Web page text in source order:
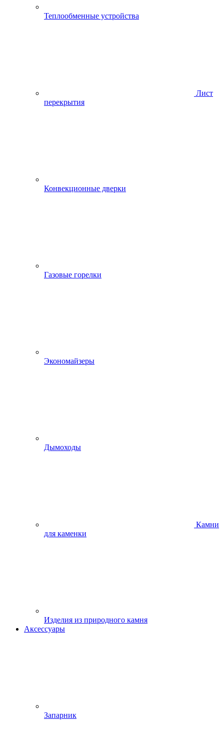
Теплообменные устройства
Лист
перекрытия
Конвекционные дверки
Газовые горелки
Экономайзеры
Дымоходы
Камни
для каменки
Изделия из природного камня
Аксессуары
Запарник